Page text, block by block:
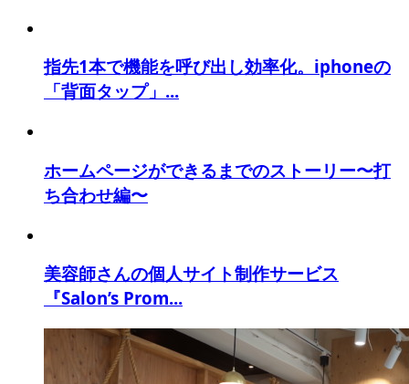
指先1本で機能を呼び出し効率化。iphoneの
「背面タップ」...
ホームページができるまでのストーリー〜打
ち合わせ編〜
美容師さんの個人サイト制作サービス
『Salon’s Prom...